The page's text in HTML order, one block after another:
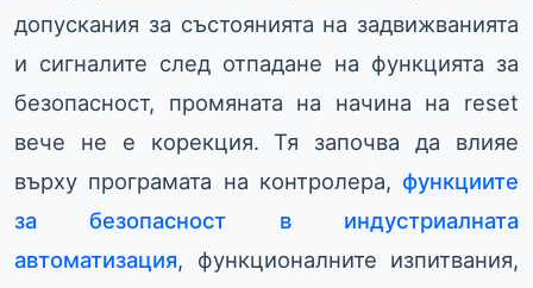
допускания за състоянията на задвижванията
и сигналите след отпадане на функцията за
безопасност, промяната на начина на reset
вече не е корекция. Тя започва да влияе
върху програмата на контролера, функциите
за безопасност в индустриалната
автоматизация, функционалните изпитвания,